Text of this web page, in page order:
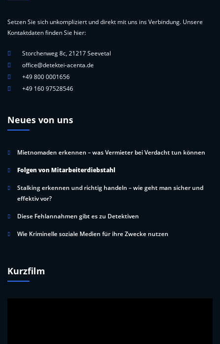
Setzen Sie sich unkompliziert und direkt mit uns ins Verbindung. Unsere
Kontaktdaten finden Sie hier:
Storchenweg 8c, 21217 Seevetal
office@detektei-acenta.de
+49 800 0001656
+49 160 97528546
Neues von uns
Mietnomaden erkennen – was Vermieter bei Verdacht tun können
Folgen von Mitarbeiterdiebstahl
Stalking erkennen und richtig handeln – wie geht man sicher und
effektiv vor?
Diese Fehlannahmen gibt es zu Detektiven
Wie Kriminelle soziale Medien für ihre Zwecke nutzen
Kurzfilm